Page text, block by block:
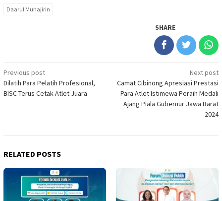
Daarul Muhajirin
SHARE
Post
navigation
Previous post
Dilatih Para Pelatih Profesional,
BISC Terus Cetak Atlet Juara
Next post
Camat Cibinong Apresiasi Prestasi
Para Atlet Istimewa Peraih Medali
Ajang Piala Gubernur Jawa Barat
2024
RELATED POSTS